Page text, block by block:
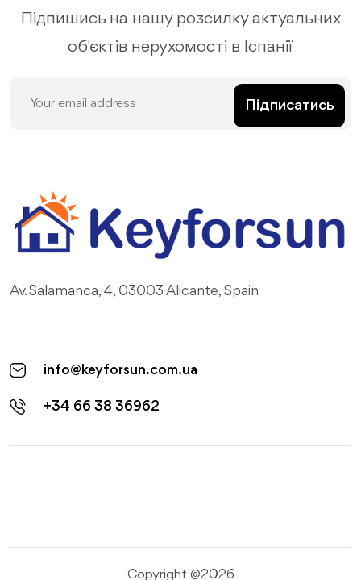
Підпишись на нашу розсилку актуальних
об'єктів нерухомості в Іспанії
Підписатись
Av. Salamanca, 4, 03003 Alicante, Spain
info@keyforsun.com.ua
+34 66 38 36962
Copyright @2026